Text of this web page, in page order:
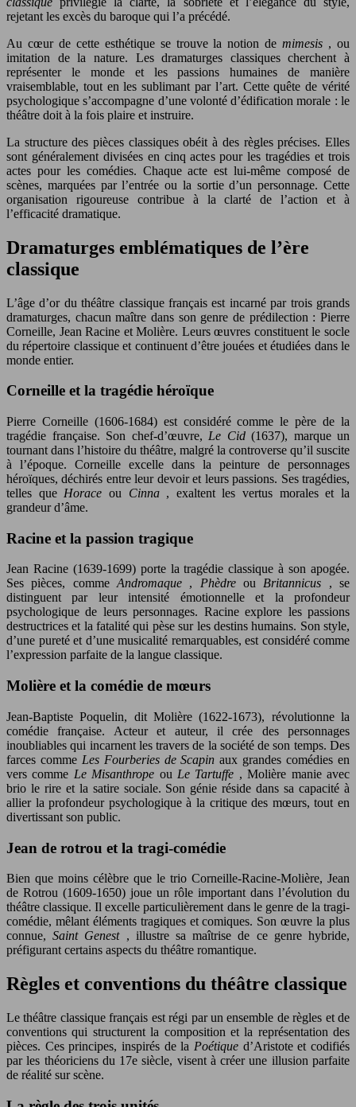
rejetant les excès du baroque qui l’a précédé.
Au cœur de cette esthétique se trouve la notion demimesis , ou
imitation de la nature. Les dramaturges classiques cherchent à
représenter le monde et les passions humaines de manière
vraisemblable, tout en les sublimant par l’art. Cette quête de vérité
psychologique s’accompagne d’une volonté d’édification morale : le
théâtre doit à la fois plaire et instruire.
La structure des pièces classiques obéit à des règles précises. Elles
sont généralement divisées en cinq actes pour les tragédies et trois
actes pour les comédies. Chaque acte est lui-même composé de
scènes, marquées par l’entrée ou la sortie d’un personnage. Cette
organisation rigoureuse contribue à la clarté de l’action et à
l’efficacité dramatique.
Dramaturges emblématiques de l’ère
classique
L’âge d’or du théâtre classique français est incarné par trois grands
dramaturges, chacun maître dans son genre de prédilection : Pierre
Corneille, Jean Racine et Molière. Leurs œuvres constituent le socle
du répertoire classique et continuent d’être jouées et étudiées dans le
monde entier.
Corneille et la tragédie héroïque
Pierre Corneille (1606-1684) est considéré comme le père de la
tragédie française. Son chef-d’œuvre, Le Cid (1637), marque un
tournant dans l’histoire du théâtre, malgré la controverse qu’il suscite
à l’époque. Corneille excelle dans la peinture de personnages
héroïques, déchirés entre leur devoir et leurs passions. Ses tragédies,
telles que Horace ou Cinna , exaltent les vertus morales et la
grandeur d’âme.
Racine et la passion tragique
Jean Racine (1639-1699) porte la tragédie classique à son apogée.
Ses pièces, comme Andromaque , Phèdreou Britannicus , se
distinguent par leur intensité émotionnelle et la profondeur
psychologique de leurs personnages. Racine explore les passions
destructrices et la fatalité qui pèse sur les destins humains. Son style,
d’une pureté et d’une musicalité remarquables, est considéré comme
l’expression parfaite de la langue classique.
Molière et la comédie de mœurs
Jean-Baptiste Poquelin, dit Molière (1622-1673), révolutionne la
comédie française. Acteur et auteur, il crée des personnages
inoubliables qui incarnent les travers de la société de son temps. Des
farces comme Les Fourberies de Scapinaux grandes comédies en
vers comme Le Misanthrope ou Le Tartuffe , Molière manie avec
brio le rire et la satire sociale. Son génie réside dans sa capacité à
allier la profondeur psychologique à la critique des mœurs, tout en
divertissant son public.
Jean de rotrou et la tragi-comédie
Bien que moins célèbre que le trio Corneille-Racine-Molière, Jean
de Rotrou (1609-1650) joue un rôle important dans l’évolution du
théâtre classique. Il excelle particulièrement dans le genre de la tragi-
comédie, mêlant éléments tragiques et comiques. Son œuvre la plus
connue,Saint Genest , illustre sa maîtrise de ce genre hybride,
préfigurant certains aspects du théâtre romantique.
Règles et conventions du théâtre classique
Le théâtre classique français est régi par un ensemble de règles et de
conventions qui structurent la composition et la représentation des
pièces. Ces principes, inspirés de la Poétique d’Aristote et codifiés
par les théoriciens du 17e siècle, visent à créer une illusion parfaite
de réalité sur scène.